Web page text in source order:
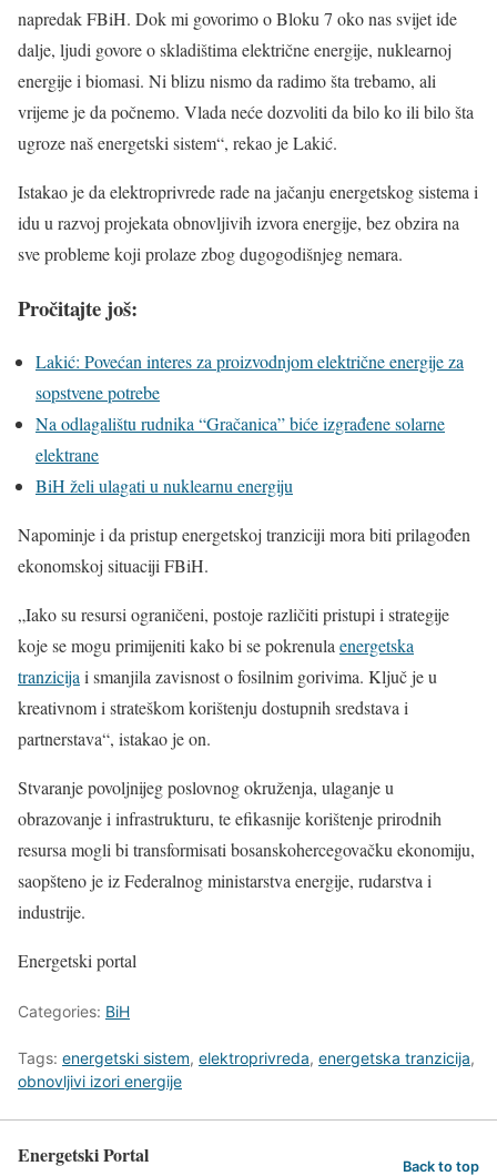
napredak FBiH. Dok mi govorimo o Bloku 7 oko nas svijet ide
dalje, ljudi govore o skladištima električne energije, nuklearnoj
energije i biomasi. Ni blizu nismo da radimo šta trebamo, ali
vrijeme je da počnemo. Vlada neće dozvoliti da bilo ko ili bilo šta
ugroze naš energetski sistem“, rekao je Lakić.
Istakao je da elektroprivrede rade na jačanju energetskog sistema i
idu u razvoj projekata obnovljivih izvora energije, bez obzira na
sve probleme koji prolaze zbog dugogodišnjeg nemara.
Pročitajte još:
Lakić: Povećan interes za proizvodnjom električne energije za
sopstvene potrebe
Na odlagalištu rudnika “Gračanica” biće izgrađene solarne
elektrane
BiH želi ulagati u nuklearnu energiju
Napominje i da pristup energetskoj tranziciji mora biti prilagođen
ekonomskoj situaciji FBiH.
„Iako su resursi ograničeni, postoje različiti pristupi i strategije
koje se mogu primijeniti kako bi se pokrenulaenergetska
tranzicijai smanjila zavisnost o fosilnim gorivima. Ključ je u
kreativnom i strateškom korištenju dostupnih sredstava i
partnerstava“, istakao je on.
Stvaranje povoljnijeg poslovnog okruženja, ulaganje u
obrazovanje i infrastrukturu, te efikasnije korištenje prirodnih
resursa mogli bi transformisati bosanskohercegovačku ekonomiju,
saopšteno je iz Federalnog ministarstva energije, rudarstva i
industrije.
Energetski portal
Categories: BiH
Tags: energetski sistem, elektroprivreda, energetska tranzicija,
obnovljivi izori energije
Energetski Portal Back to top